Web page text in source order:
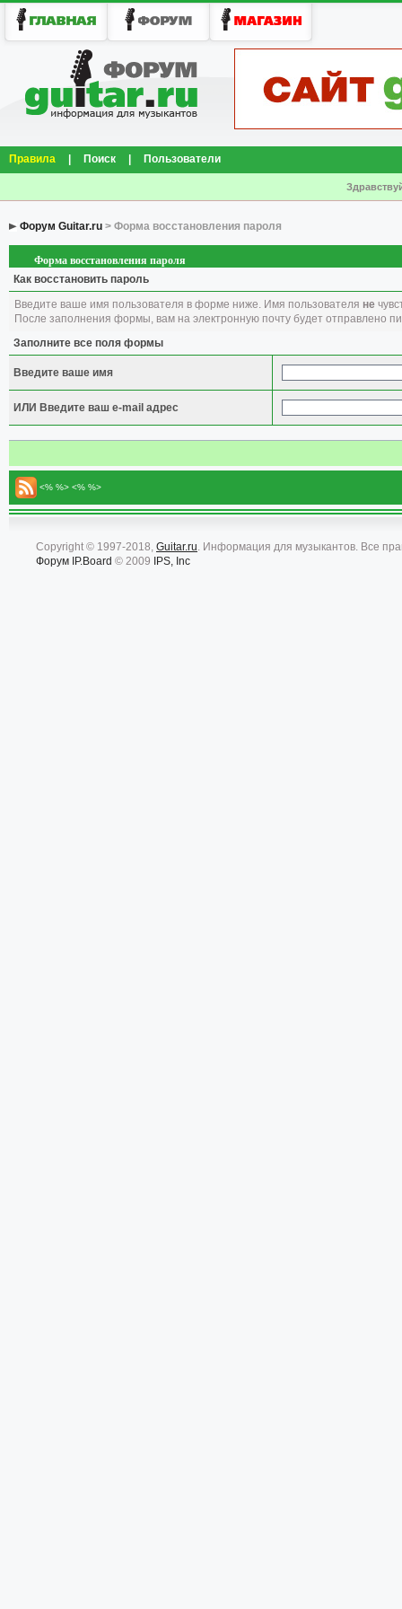
Правила Поиск Пользователи
Форум Guitar.ru > Форма восстановления пароля
Форма восстановления пароля
Как восстановить пароль
Введите ваше имя пользователя в форме ниже. Имя пользователя не
После заполнения формы, вам на электронную почту будет отправлено
Заполните все поля формы
Введите ваше имя
ИЛИ Введите ваш e-mail адрес
<% %> <% %>
Copyright © 1997-2018, Guitar.ru. Информация для музыкантов. Все
Форум IP.Board © 2009 IPS, Inc